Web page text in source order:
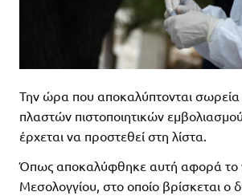
Την ώρα που αποκαλύπτονται
πλαστών πιστοποιητικών
έρχεται να προστεθεί στη λίστα.
Όπως αποκαλύφθηκε αυτή αφορά το
Μεσολογγίου, στο οποίο βρίσκεται ο